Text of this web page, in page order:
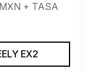
+ TASA
EX2